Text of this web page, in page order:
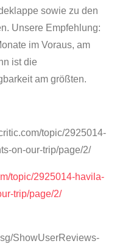
sowie zu den
Unsere Empfehlung:
im Voraus, am
ist die
am größten.
topic/2925014-
on-our-trip/page/2/
topic/2925014-havila-
trip/page/2/
ShowUserReviews-